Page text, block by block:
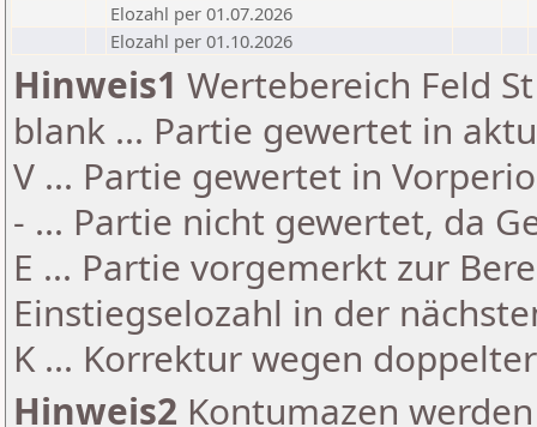
Elozahl per 01.07.2026
Elozahl per 01.10.2026
Hinweis1 Wertebereich Feld
blank ... Partie gewertet in
V ... Partie gewertet in
- ... Partie nicht gewertet, da
E ... Partie vorgemerkt zur
Einstiegselozahl in der
K ... Korrektur wegen
Hinweis2 Kontumazen